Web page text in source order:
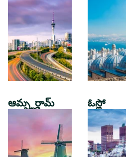
ఆమ్స్టర్డామ్ ఓస్లో